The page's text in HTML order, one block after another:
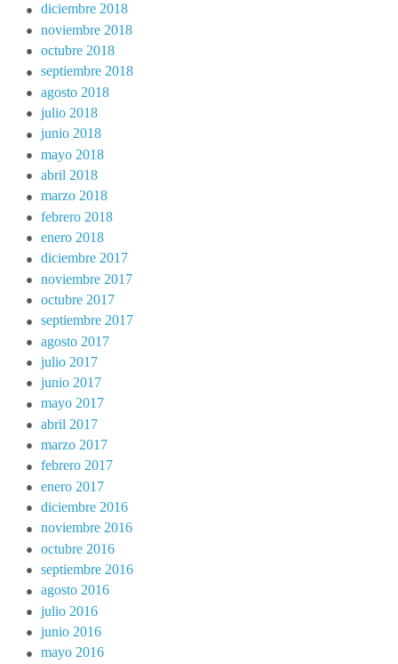
diciembre 2018
noviembre 2018
octubre 2018
septiembre 2018
agosto 2018
julio 2018
junio 2018
mayo 2018
abril 2018
marzo 2018
febrero 2018
enero 2018
diciembre 2017
noviembre 2017
octubre 2017
septiembre 2017
agosto 2017
julio 2017
junio 2017
mayo 2017
abril 2017
marzo 2017
febrero 2017
enero 2017
diciembre 2016
noviembre 2016
octubre 2016
septiembre 2016
agosto 2016
julio 2016
junio 2016
mayo 2016